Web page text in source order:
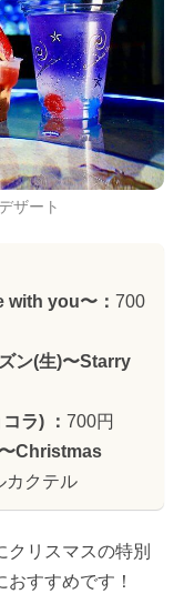
ザート
with you〜： 700
ン(生)〜Starry
ラ) ： 700円
Christmas
クテル
リスマスの特別
おすすめです！